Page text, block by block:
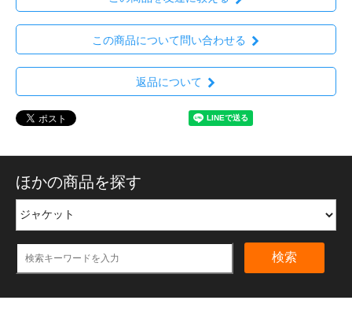
この商品について問い合わせる
返品について
ほかの商品を探す
検索